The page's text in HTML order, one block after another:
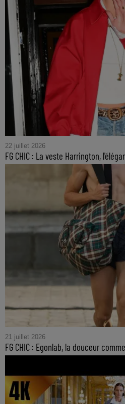
22 juillet 2026
FG CHIC : La veste Harrington,
21 juillet 2026
FG CHIC : Egonlab, la douceur